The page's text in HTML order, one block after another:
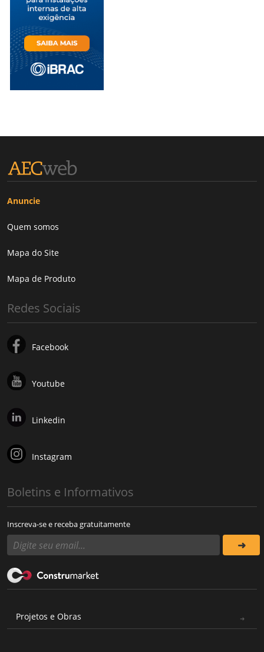
Anuncie
Quem somos
Mapa do Site
Mapa de Produto
Redes Sociais
Facebook
Youtube
Linkedin
Instagram
Boletins e Informativos
Inscreva-se e receba gratuitamente
Projetos e Obras